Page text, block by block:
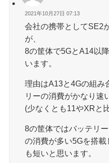
2021年10月27日 07:13
会社の携帯としてSE2
が、
8の筐体で5GとA14以
います。
理由はA13と4Gの組み
リーの消費がかなり速
(少なくとも11やXRと
8の筐体ではバッテリ
の消費が多い5Gを搭
も短いと思います。